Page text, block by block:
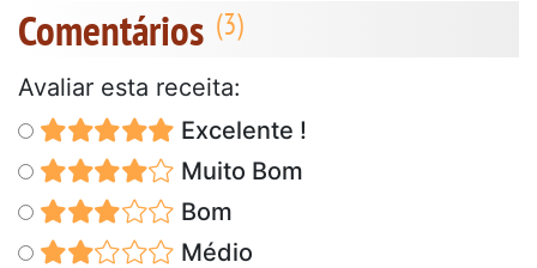
Comentários
Avaliar esta receita:
Excelente !
Muito Bom
Bom
Médio